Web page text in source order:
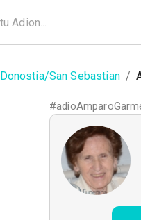
Donostia/San Sebastian /
#